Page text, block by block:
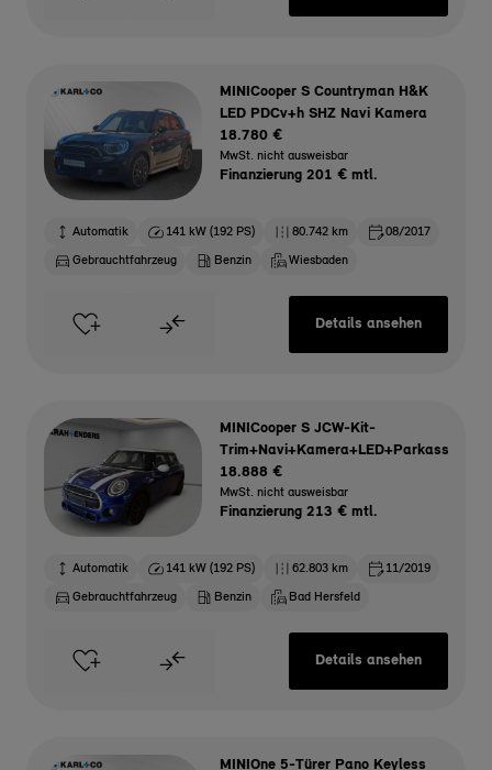
MINICooper S Countryman H&K
LED PDCv+h SHZ Navi Kamera
18.780 €
MwSt. nicht ausweisbar
Finanzierung 201 € mtl.
Automatik 141 kW (192 PS) 80.742 km 08/2017
Gebrauchtfahrzeug Benzin Wiesbaden
Details ansehen
MINICooper S JCW-Kit-
Trim+Navi+Kamera+LED+Parkassist+
18.888 €
MwSt. nicht ausweisbar
Finanzierung 213 € mtl.
Automatik 141 kW (192 PS) 62.803 km 11/2019
Gebrauchtfahrzeug Benzin Bad Hersfeld
Details ansehen
MINIOne 5-Türer Pano Keyless